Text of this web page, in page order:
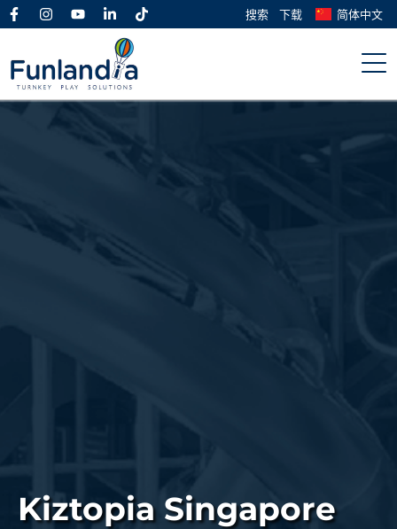
搜索 下载 简体中文
Kiztopia Singapore